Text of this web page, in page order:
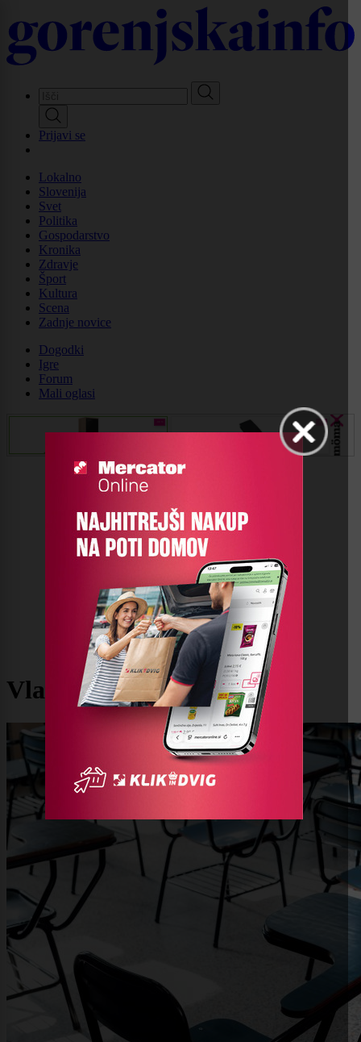
to
main
content
Prijavi se
Lokalno
Slovenija
Svet
Politika
Gospodarstvo
Kronika
Zdravje
Šport
Kultura
Scena
Zadnje novice
Dogodki
Igre
Forum
Mali oglasi
Vlada